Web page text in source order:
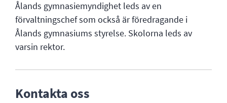
Ålands gymnasiemyndighet leds av en
förvaltningschef som också är föredragande i
Ålands gymnasiums styrelse. Skolorna leds av
varsin rektor.
Kontakta oss